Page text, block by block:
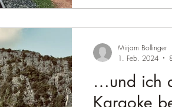
…und ich
Karaoke
Mirjam Bollinger
1. Feb. 2024